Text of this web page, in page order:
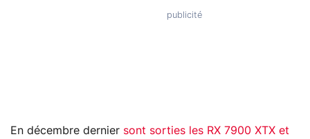
En décembre dernier sont sorties les RX 7900 XTX et